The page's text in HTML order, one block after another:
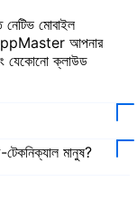
মোবাইল
AppMaster আপনার
যেকোনো ক্লাউড
মানুষ?